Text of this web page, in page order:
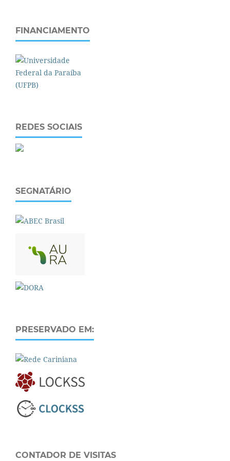
FINANCIAMENTO
REDES SOCIAIS
SEGNATÁRIO
PRESERVADO EM:
CONTADOR DE VISITAS